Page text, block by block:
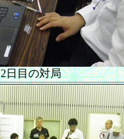
2日目の対局